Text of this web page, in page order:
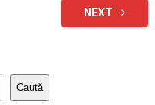
NEXT
Caută